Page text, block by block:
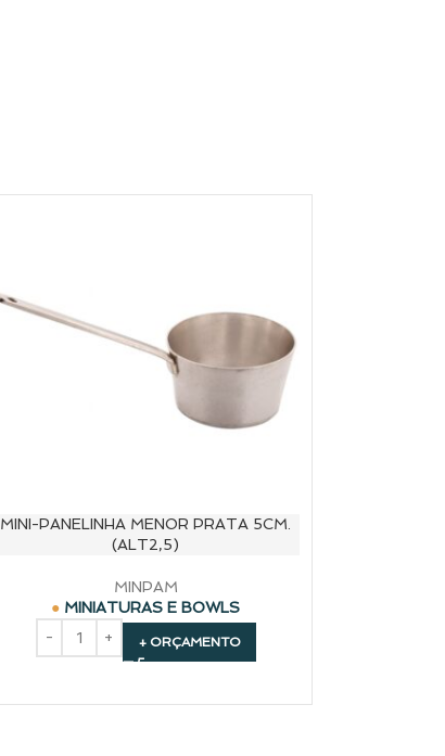
MINI-PANELINHA MENOR PRATA 5CM.
(ALT2,5)
MINPAM
MINIATURAS E BOWLS
+ ORÇAMENTO